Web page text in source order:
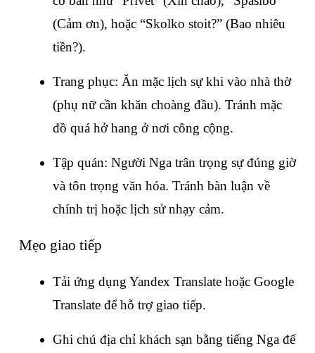
(Cảm ơn), hoặc “Skolko stoit?” (Bao nhiêu
tiền?).
Trang phục: Ăn mặc lịch sự khi vào nhà thờ
(phụ nữ cần khăn choàng đầu). Tránh mặc
đồ quá hở hang ở nơi công cộng.
Tập quán: Người Nga trân trọng sự đúng giờ
và tôn trọng văn hóa. Tránh bàn luận về
chính trị hoặc lịch sử nhạy cảm.
Mẹo giao tiếp
Tải ứng dụng Yandex Translate hoặc Google
Translate để hỗ trợ giao tiếp.
Ghi chú địa chỉ khách sạn bằng tiếng Nga để